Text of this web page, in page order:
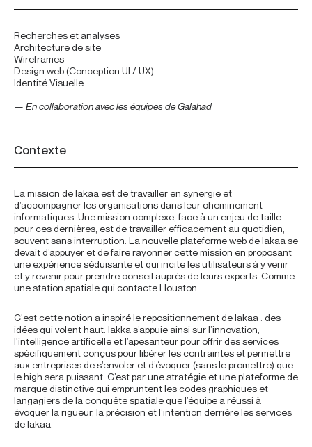
Recherches et analyses
Architecture de site
Wireframes
Design web (Conception UI / UX)
Identité Visuelle
— En collaboration avec les équipes de Galahad
Contexte
La mission de Iakaa est de travailler en synergie et
d’accompagner les organisations dans leur cheminement
informatiques. Une mission complexe, face à un enjeu de taille
pour ces dernières, est de travailler efficacement au quotidien,
souvent sans interruption. La nouvelle plateforme web de Iakaa se
devait d’appuyer et de faire rayonner cette mission en proposant
une expérience séduisante et qui incite les utilisateurs à y venir
et y revenir pour prendre conseil auprès de leurs experts. Comme
une station spatiale qui contacte Houston.
C'est cette notion a inspiré le repositionnement de Iakaa : des
idées qui volent haut. Iakka s’appuie ainsi sur l’innovation,
l'intelligence artificelle et l’apesanteur pour offrir des services
spécifiquement conçus pour libérer les contraintes et permettre
aux entreprises de s’envoler et d’évoquer (sans le promettre) que
le high sera puissant. C’est par une stratégie et une plateforme de
marque distinctive qui empruntent les codes graphiques et
langagiers de la conquête spatiale que l’équipe a réussi à
évoquer la rigueur, la précision et l’intention derrière les services
de Iakaa.